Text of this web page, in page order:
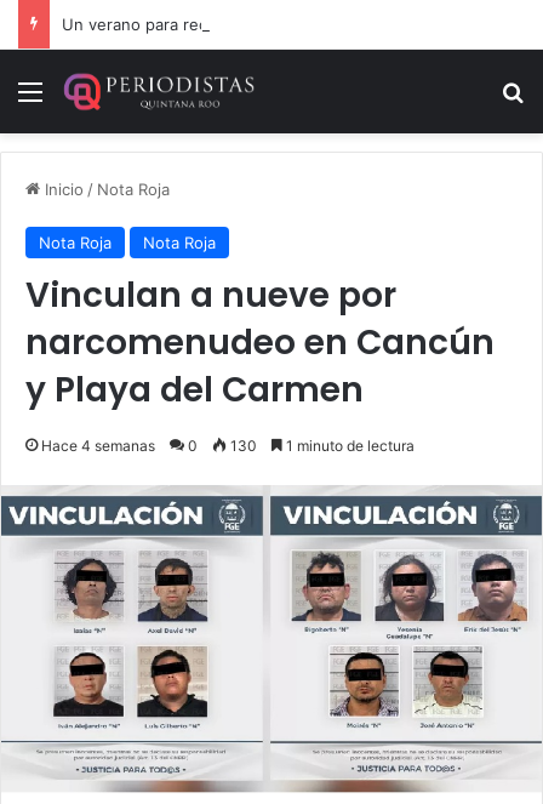
Menú
Inicio / Nota Roja
Nota Roja Nota Roja
Vinculan a nueve por
narcomenudeo en Cancún
y Playa del Carmen
Hace 4 semanas 0 130 1 minuto de lectura